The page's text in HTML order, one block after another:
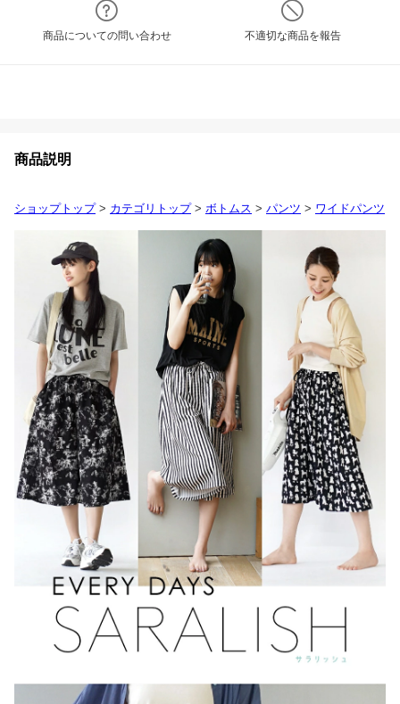
商品についての問い合わせ 不適切な商品を報告
商品説明
ショップトップ> カテゴリトップ> ボトムス > パンツ > ワイドパンツ